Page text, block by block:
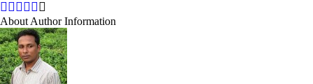
About Author Information